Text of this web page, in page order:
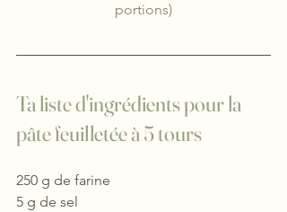
portions)
Ta liste d'ingrédientspour la
pâte feuilletée à 5 tours
250 g de farine
5 g de sel